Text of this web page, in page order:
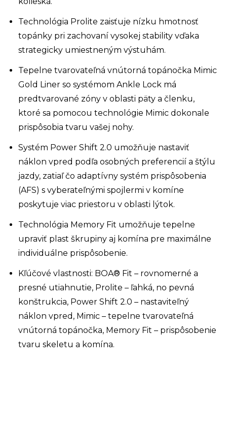
Technológia Prolite zaisťuje nízku hmotnosť
topánky pri zachovaní vysokej stability vďaka
strategicky umiestneným výstuhám.
Tepelne tvarovateľná vnútorná topánočka Mimic
Gold Liner so systémom Ankle Lock má
predtvarované zóny v oblasti päty a členku,
ktoré sa pomocou technológie Mimic dokonale
prispôsobia tvaru vašej nohy.
Systém Power Shift 2.0 umožňuje nastaviť
náklon vpred podľa osobných preferencií a štýlu
jazdy, zatiaľ čo adaptívny systém prispôsobenia
(AFS) s vyberateľnými spojlermi v komíne
poskytuje viac priestoru v oblasti lýtok.
Technológia Memory Fit umožňuje tepelne
upraviť plast škrupiny aj komína pre maximálne
individuálne prispôsobenie.
Kľúčové vlastnosti: BOA® Fit – rovnomerné a
presné utiahnutie, Prolite – ľahká, no pevná
konštrukcia, Power Shift 2.0 – nastaviteľný
náklon vpred, Mimic – tepelne tvarovateľná
vnútorná topánočka, Memory Fit – prispôsobenie
tvaru skeletu a komína.